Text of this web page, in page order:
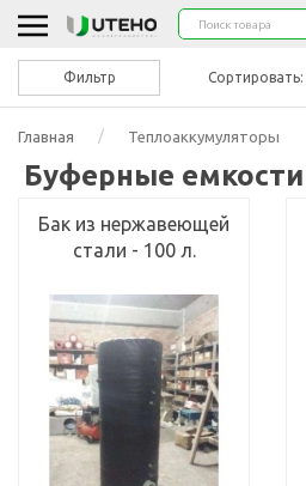
Главная Теплоаккумуляторы
Буферные емкости
Фильтр Сортировать:
Бак из нержавеющей
стали - 100 л.